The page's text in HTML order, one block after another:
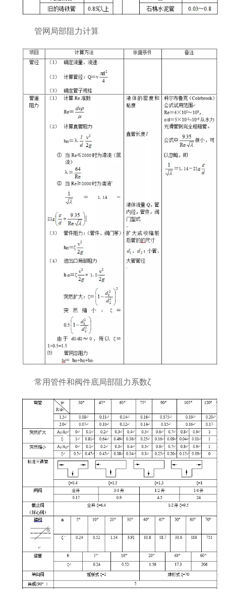
管网局部阻力计算
常用管件和阀件底局部阻力系数ζ